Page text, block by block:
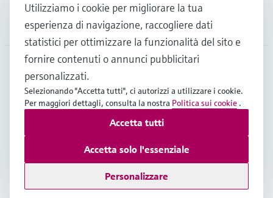
La società
CHE•Italiano
Copyright © Endress+Hauser Group Services AG
Condizioni generali & legali
Utilizziamo i cookie per migliorare la tua
esperienza di navigazione, raccogliere dati
statistici per ottimizzare la funzionalità del sito e
fornire contenuti o annunci pubblicitari
personalizzati.
Selezionando "Accetta tutti", ci autorizzi a utilizzare i cookie.
Per maggiori dettagli, consulta la nostra Politica sui cookie .
Personalizzare
Accetta solo l'essenziale
Accetta tutti